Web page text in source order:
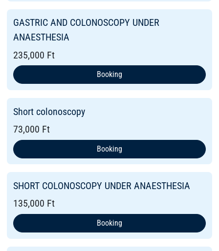
GASTRIC AND COLONOSCOPY UNDER
ANAESTHESIA
235,000 Ft
Booking
Short colonoscopy
73,000 Ft
Booking
SHORT COLONOSCOPY UNDER ANAESTHESIA
135,000 Ft
Booking